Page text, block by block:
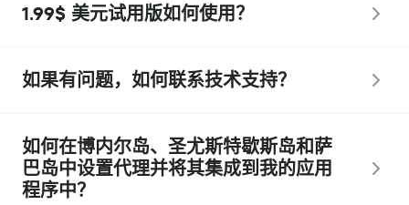
1.99$ 美元试用版如何使用？
如果有问题，如何联系技术支持？
如何在博内尔岛、圣尤斯特歇斯岛和萨
巴岛中设置代理并将其集成到我的应用
程序中？